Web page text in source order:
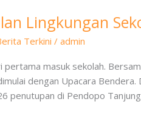
Lingkungan
Terkini /admin
masuk sekolah.
dengan Upacara
penutupan di Pendopo